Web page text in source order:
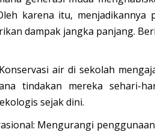
karena itu, menjadikannya
dampak jangka panjang.
Konservasi air di sekolah
tindakan mereka sehari-
sejak dini.
Mengurangi